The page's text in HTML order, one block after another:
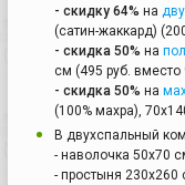
- скидку 64% на
(сатин-жаккард)
- скидка 50% на
см (495 руб. вместо
- скидка 50% на
(100% махра),
В двухспальный
- наволочка 50х70
- простыня 230х260